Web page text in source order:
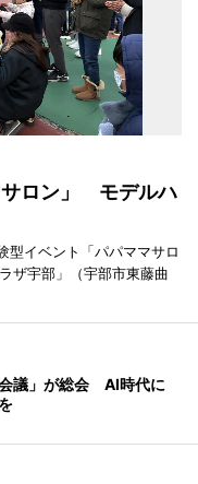
サロン」 モデルハ
型イベント「パパママサロ
ザ宇部」（宇部市東藤曲
会議」が総会 AI時代に